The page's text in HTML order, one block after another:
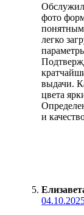
фото
легко
выдачи.
цвета
и